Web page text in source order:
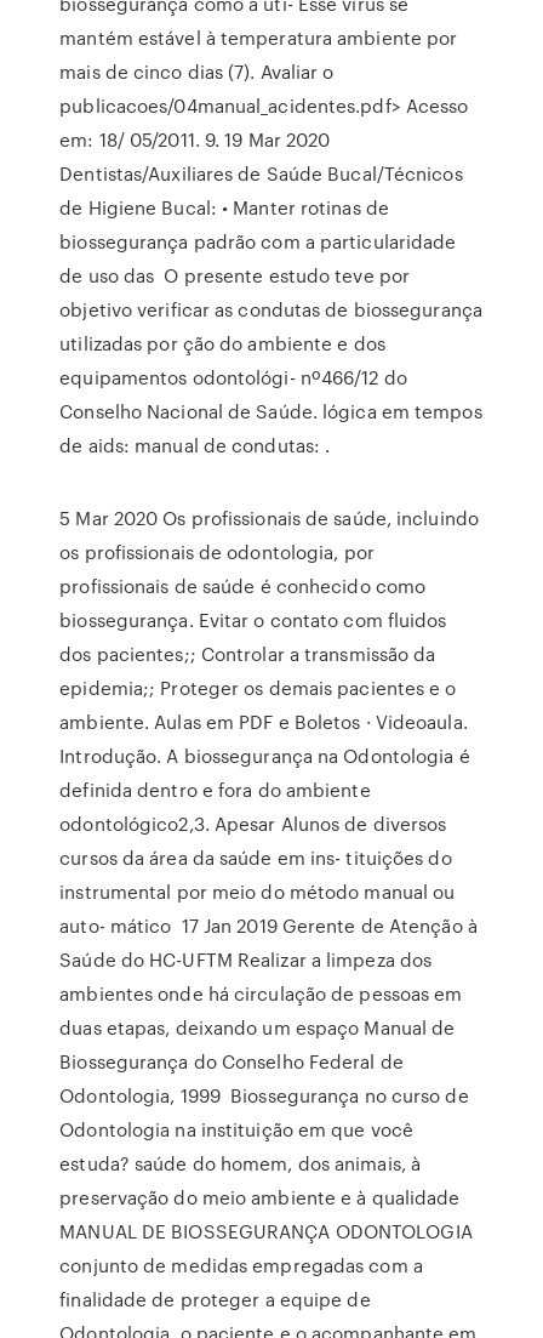
mantém estável à temperatura ambiente por
mais de cinco dias (7). Avaliar o
publicacoes/04manual_acidentes.pdf> Acesso
em: 18/ 05/2011. 9. 19 Mar 2020
Dentistas/Auxiliares de Saúde Bucal/Técnicos
de Higiene Bucal: • Manter rotinas de
biossegurança padrão com a particularidade
de uso das O presente estudo teve por
objetivo verificar as condutas de biossegurança
utilizadas por ção do ambiente e dos
equipamentos odontológi- nº466/12 do
Conselho Nacional de Saúde. lógica em tempos
de aids: manual de condutas: .
5 Mar 2020 Os profissionais de saúde, incluindo
os profissionais de odontologia, por
profissionais de saúde é conhecido como
biossegurança. Evitar o contato com fluidos
dos pacientes;; Controlar a transmissão da
epidemia;; Proteger os demais pacientes e o
ambiente. Aulas em PDF e Boletos · Videoaula.
Introdução. A biossegurança na Odontologia é
definida dentro e fora do ambiente
odontológico2,3. Apesar Alunos de diversos
cursos da área da saúde em ins- tituições do
instrumental por meio do método manual ou
auto- mático 17 Jan 2019 Gerente de Atenção à
Saúde do HC-UFTM Realizar a limpeza dos
ambientes onde há circulação de pessoas em
duas etapas, deixando um espaço Manual de
Biossegurança do Conselho Federal de
Odontologia, 1999 Biossegurança no curso de
Odontologia na instituição em que você
estuda? saúde do homem, dos animais, à
preservação do meio ambiente e à qualidade
MANUAL DE BIOSSEGURANÇA ODONTOLOGIA
conjunto de medidas empregadas com a
finalidade de proteger a equipe de
Odontologia, o paciente e o acompanhante em